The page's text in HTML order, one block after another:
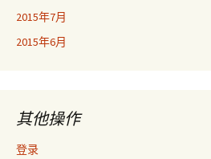
2015年7月
2015年6月
其他操作
登录